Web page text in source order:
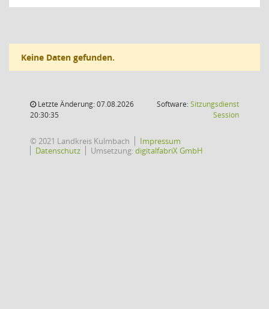
Keine Daten gefunden.
Letzte Änderung: 07.08.2026
20:30:35
Software:Sitzungsdienst
Session(Wird in
© 2021 Landkreis Kulmbach
Impressum
Datenschutz
Umsetzung:digitalfabriX GmbH